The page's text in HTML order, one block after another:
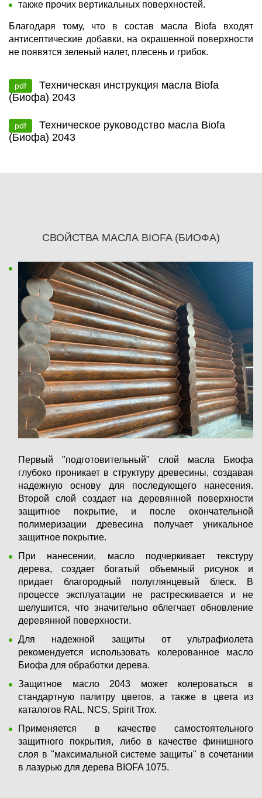
также прочих вертикальных поверхностей.
Благодаря тому, что в состав масла Biofa входят
антисептические добавки, на окрашенной поверхности
не появятся зеленый налет, плесень и грибок.
pdf
Техническая инструкция масла Biofa
(Биофа) 2043
pdf
Техническое руководство масла Biofa
(Биофа) 2043
СВОЙСТВА МАСЛА BIOFA (БИОФА)
Первый "подготовительный" слой масла Биофа
глубоко проникает в структуру древесины, создавая
надежную основу для последующего нанесения.
Второй слой создает на деревянной поверхности
защитное покрытие, и после окончательной
полимеризации древесина получает уникальное
защитное покрытие.
При нанесении, масло подчеркивает текстуру
дерева, создает богатый объемный рисунок и
придает благородный полуглянцевый блеск. В
процессе эксплуатации не растрескивается и не
шелушится, что значительно облегчает обновление
деревянной поверхности.
Для надежной защиты от ультрафиолета
рекомендуется использовать колерованное масло
Биофа для обработки дерева.
Защитное масло 2043 может колероваться в
стандартную палитру цветов, а также в цвета из
каталогов RAL, NCS, Spirit Trox.
Применяется в качестве самостоятельного
защитного покрытия, либо в качестве финишного
слоя в "максимальной системе защиты" в сочетании
в лазурью для дерева BIOFA 1075.